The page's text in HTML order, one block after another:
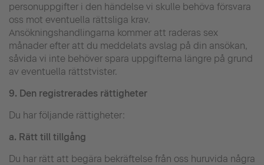
personuppgifter i den händelse vi skulle behöva försvara
oss mot eventuella rättsliga krav.
Ansökningshandlingarna kommer att raderas sex
månader efter att du meddelats avslag på din ansökan,
såvida vi inte behöver spara uppgifterna längre på grund
av eventuella rättstvister.
9. Den registrerades rättigheter
Du har följande rättigheter:
a. Rätt till tillgång
Du har rätt att begära bekräftelse från oss huruvida några